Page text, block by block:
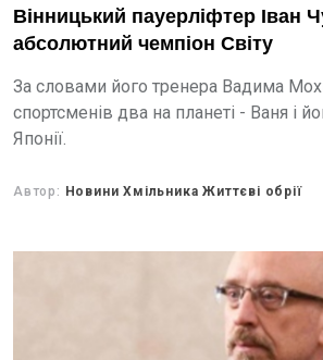
Вінницький пауерліфтер Іван
абсолютний чемпіон Світу
За словами його тренера Вадима
спортсменів два на планеті - Ваня і
Японії.
Автор: Новини Хмільника Життєві обрії